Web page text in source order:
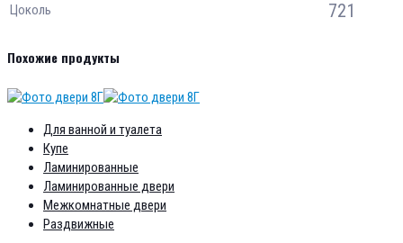
Цоколь 721
Похожие продукты
Для ванной и туалета
Купе
Ламинированные
Ламинированные двери
Межкомнатные двери
Раздвижные